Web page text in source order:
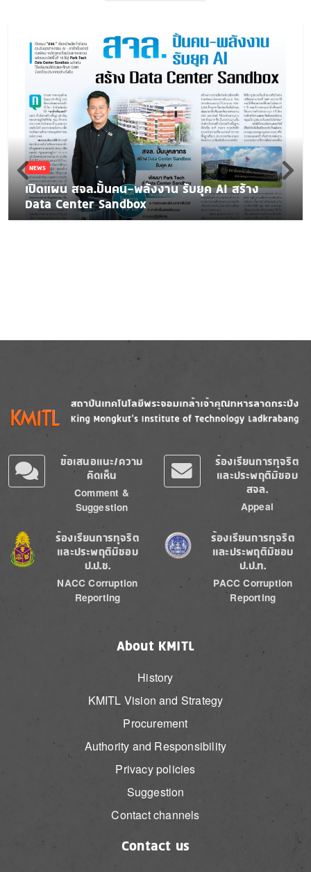
NEWS
เปิดแผน สจล.ปั้นคน-พลังงาน รับยุค AI สร้าง
Data Center Sandbox
Image
ข้อเสนอแนะ/ความ
คิดเห็น
Comment &
Suggestion
ร้องเรียนการทุจริต
และประพฤติมิชอบ
สจล.
Appeal
Image
ร้องเรียนการทุจริต
และประพฤติมิชอบ
ป.ป.ช.
NACC Corruption
Reporting
Image
ร้องเรียนการทุจริต
และประพฤติมิชอบ
ป.ป.ท.
PACC Corruption
Reporting
About KMITL
History
KMITL Vision and Strategy
Procurement
Authority and Responsibility
Privacy policies
Suggestion
Contact channels
Contact us